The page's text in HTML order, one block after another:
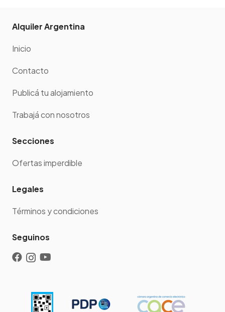
Alquiler Argentina
Inicio
Contacto
Publicá tu alojamiento
Trabajá con nosotros
Secciones
Ofertas imperdible
Legales
Términos y condiciones
Seguinos